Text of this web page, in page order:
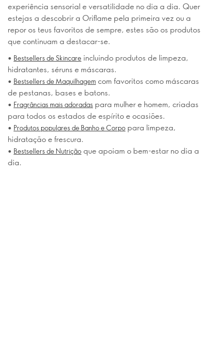
experiência sensorial e versatilidade no dia a dia. Quer
estejas a descobrir a Oriflame pela primeira vez ou a
repor os teus favoritos de sempre, estes são os produtos
que continuam a destacar-se.
• Bestsellers de Skincare incluindo produtos de limpeza,
hidratantes, séruns e máscaras.
• Bestsellers de Maquilhagem com favoritos como máscaras
de pestanas, bases e batons.
• Fragrâncias mais adoradas para mulher e homem, criadas
para todos os estados de espírito e ocasiões.
• Produtos populares de Banho e Corpo para limpeza,
hidratação e frescura.
• Bestsellers de Nutrição que apoiam o bem-estar no dia a
dia.